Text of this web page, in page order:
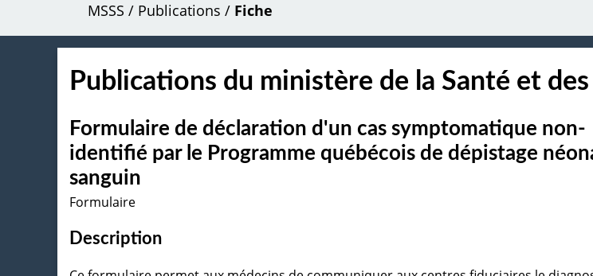
MSSS / Publications / Fiche
Publications du ministère de la Santé et
Formulaire de déclaration d'un cas symptomatique non-
identifié par le Programme québécois de dépistage
sanguin
Formulaire
Description